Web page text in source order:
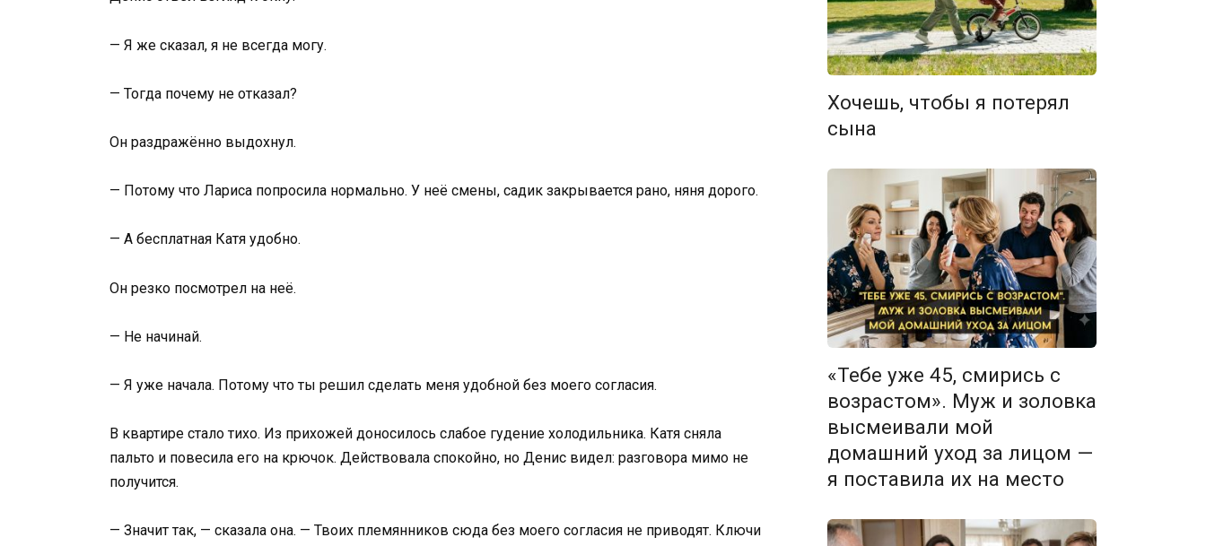
— Я же сказал, я не всегда могу.
— Тогда почему не отказал?
Он раздражённо выдохнул.
— Потому что Лариса попросила нормально. У неё смены, садик закрывается рано, няня дорого.
— А бесплатная Катя удобно.
Он резко посмотрел на неё.
— Не начинай.
— Я уже начала. Потому что ты решил сделать меня удобной без моего согласия.
В квартире стало тихо. Из прихожей доносилось слабое гудение холодильника. Катя сняла
пальто и повесила его на крючок. Действовала спокойно, но Денис видел: разговора мимо не
получится.
— Значит так, — сказала она. — Твоих племянников сюда без моего согласия не приводят. Ключи
Хочешь, чтобы я потерял
сына
«Тебе уже 45, смирись с
возрастом». Муж и золовка
высмеивали мой
домашний уход за лицом —
я поставила их на место